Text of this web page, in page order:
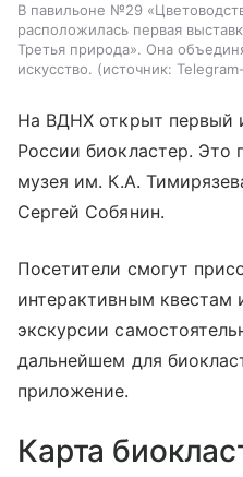
В павильоне №29
расположилась первая
Третья природа». Она
искусство.
источник:
На ВДНХ открыт первый
России биокластер. Это
музея им. К.А.
Сергей Собянин.
Посетители смогут
интерактивным
экскурсии
дальнейшем для
приложение.
Карта